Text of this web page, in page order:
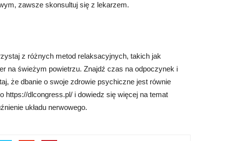
zawsze skonsultuj się z lekarzem.
z różnych metod relaksacyjnych, takich jak
na świeżym powietrzu. Znajdź czas na odpoczynek i
że dbanie o swoje zdrowie psychiczne jest równie
https://dlcongress.pl/ i dowiedz się więcej na temat
układu nerwowego.